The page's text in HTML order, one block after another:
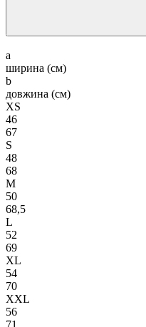
a
ширина (см)
b
довжина (см)
XS
46
67
S
48
68
M
50
68,5
L
52
69
XL
54
70
XXL
56
71